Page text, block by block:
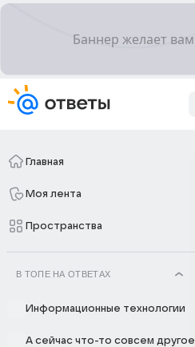
Главная
Моя лента
Пространства
В ТОПЕ НА ОТВЕТАХ
Информационные технологии
А сейчас что-то совсем другое